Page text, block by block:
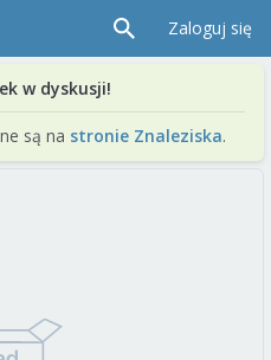
Zaloguj się
w dyskusji!
są na stronie Znaleziska.